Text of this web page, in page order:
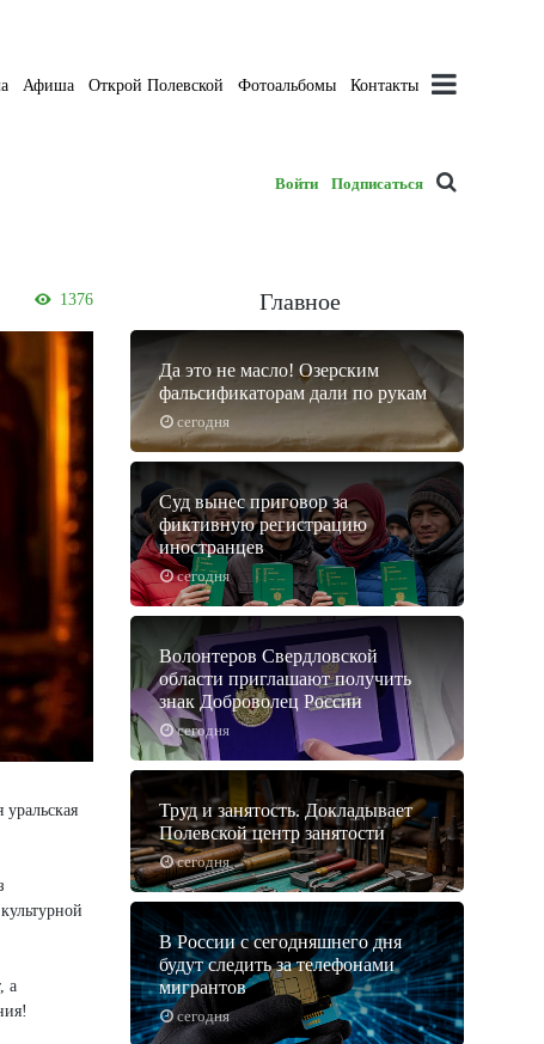
Афиша Открой Полевской Фотоальбомы Контакты
Войти Подписаться
1376
а
Главное
сегодня
Да это не масло! Озерским
фальсификаторам дали по рукам
сегодня
Суд вынес приговор за
фиктивную регистрацию
иностранцев
сегодня
Волонтеров Свердловской
области приглашают получить
знак Доброволец России
сегодня
Труд и занятость. Докладывает
Полевской центр занятости
сегодня
В России с сегодняшнего дня
будут следить за телефонами
мигрантов